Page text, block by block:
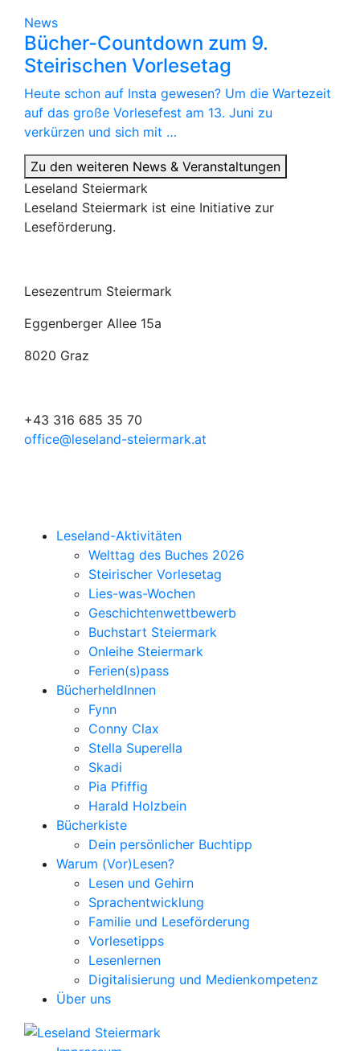
News
Bücher-Countdown zum 9.
Steirischen Vorlesetag
Heute schon auf Insta gewesen? Um die Wartezeit
auf das große Vorlesefest am 13. Juni zu
verkürzen und sich mit …
Zu den weiteren News & Veranstaltungen
Leseland Steiermark
Leseland Steiermark ist eine Initiative zur
Leseförderung.
Lesezentrum Steiermark
Eggenberger Allee 15a
8020 Graz
+43 316 685 35 70
office@leseland-steiermark.at
Leseland-Aktivitäten
Welttag des Buches 2026
Steirischer Vorlesetag
Lies-was-Wochen
Geschichtenwettbewerb
Buchstart Steiermark
Onleihe Steiermark
Ferien(s)pass
BücherheldInnen
Fynn
Conny Clax
Stella Superella
Skadi
Pia Pfiffig
Harald Holzbein
Bücherkiste
Dein persönlicher Buchtipp
Warum (Vor)Lesen?
Lesen und Gehirn
Sprachentwicklung
Familie und Leseförderung
Vorlesetipps
Lesenlernen
Digitalisierung und Medienkompetenz
Über uns